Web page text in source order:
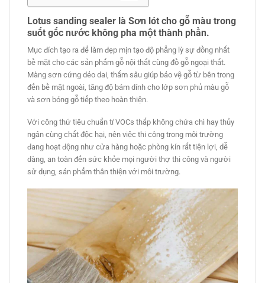
Lotus sanding sealer là Sơn lót cho gỗ màu trong
suốt gốc nước không pha một thành phần.
Mục đích tạo ra để làm đẹp mịn tạo độ phẳng lỳ sự đồng nhất
bề mặt cho các sản phẩm gỗ nội thất cùng đồ gỗ ngoại thất.
Màng sơn cứng dẻo dai, thấm sâu giúp bảo vệ gỗ từ bên trong
đến bề mặt ngoài, tăng độ bám dính cho lớp sơn phủ màu gỗ
và sơn bóng gỗ tiếp theo hoàn thiện.
Với công thứ tiêu chuẩn tỉ VOCs thấp không chứa chì hay thủy
ngân cùng chất độc hại, nên việc thi công trong môi trường
đang hoạt động như cửa hàng hoặc phòng kín rất tiện lợi, dễ
dàng, an toàn đến sức khỏe mọi người thợ thi công và người
sử dụng, sản phẩm thân thiện với môi trường.